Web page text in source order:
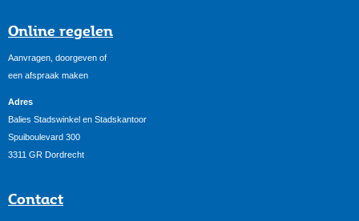
Online regelen
Aanvragen, doorgeven of
een afspraak maken
Adres
Balies Stadswinkel en Stadskantoor
Spuiboulevard 300
3311 GR Dordrecht
Contact